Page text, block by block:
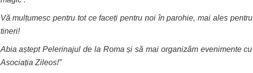
Vă mulțumesc pentru tot ce faceți pentru noi în parohie, mai ales pentru
tineri!
Abia aștept Pelerinajul de la Roma și să mai organizăm evenimente cu
Asociația Zileos!”